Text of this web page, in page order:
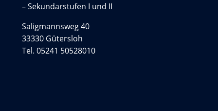
– Sekundarstufen I und II
Saligmannsweg 40
33330 Gütersloh
Tel. 05241 50528010